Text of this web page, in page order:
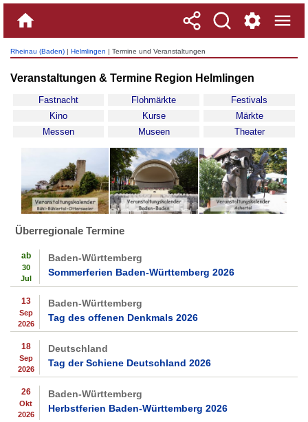
Rheinau (Baden) | Helmlingen | Termine und Veranstaltungen
Veranstaltungen & Termine Region Helmlingen
Fastnacht Flohmärkte
Festivals
Kino
Kurse
Märkte
Messen
Museen Theater
Überregionale Termine
ab
30
Jul
Baden-Württemberg
Sommerferien Baden-Württemberg 2026
13
Sep
2026
Baden-Württemberg
Tag des offenen Denkmals 2026
18
Sep
2026
Deutschland
Tag der Schiene Deutschland 2026
26
Okt
2026
Baden-Württemberg
Herbstferien Baden-Württemberg 2026